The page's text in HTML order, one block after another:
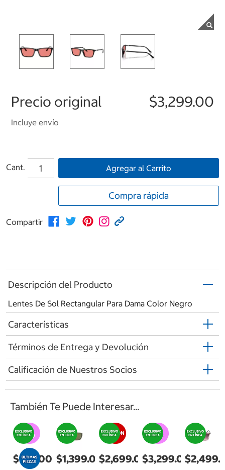
Precio original $3,299.00
Incluye envío
Cant. Agregar al Carrito
Compra rápida
Compartir
Descripción del Producto
Lentes De Sol Rectangular Para Dama Color Negro
Características
Términos de Entrega y Devolución
Calificación de Nuestros Socios
También Te Puede Interesar...
$997.00 $1,399.00$2,699.00$3,299.00